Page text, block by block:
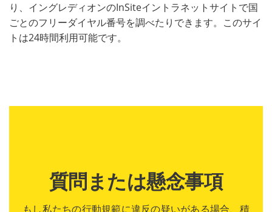
り、イングレディオンのInSiteイントラネットサイトで国
ごとのフリーダイヤル番号を調べたりできます。このサイ
トは24時間利用可能です。
質問または懸念事項
もし私たちの行動規範に違反の疑いがある場合、積